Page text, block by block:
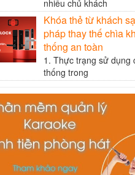
nhiều chủ khách
Khóa thẻ từ khách
pháp thay thế chìa
thống an toàn
1. Thực trạng sử dụng
thống trong